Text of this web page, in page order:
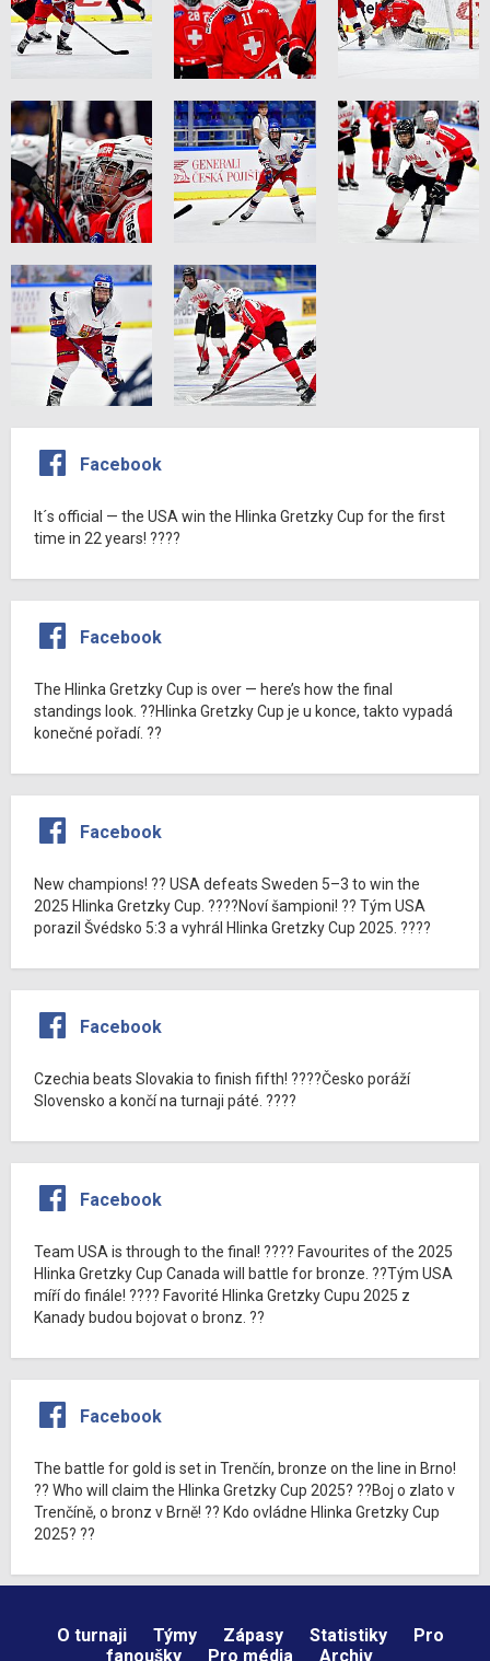
Facebook
It´s official — the USA win the Hlinka Gretzky Cup for the first
time in 22 years! ????
Facebook
The Hlinka Gretzky Cup is over — here’s how the final
standings look. ??Hlinka Gretzky Cup je u konce, takto vypadá
konečné pořadí. ??
Facebook
New champions! ?? USA defeats Sweden 5–3 to win the
2025 Hlinka Gretzky Cup. ????Noví šampioni! ?? Tým USA
porazil Švédsko 5:3 a vyhrál Hlinka Gretzky Cup 2025. ????
Facebook
Czechia beats Slovakia to finish fifth! ????Česko poráží
Slovensko a končí na turnaji páté. ????
Facebook
Team USA is through to the final! ???? Favourites of the 2025
Hlinka Gretzky Cup Canada will battle for bronze. ??Tým USA
míří do finále! ???? Favorité Hlinka Gretzky Cupu 2025 z
Kanady budou bojovat o bronz. ??
Facebook
The battle for gold is set in Trenčín, bronze on the line in Brno!
?? Who will claim the Hlinka Gretzky Cup 2025? ??Boj o zlato v
Trenčíně, o bronz v Brně! ?? Kdo ovládne Hlinka Gretzky Cup
2025? ??
O turnaji Týmy Zápasy Statistiky
Pro
fanoušky
Pro média Archiv